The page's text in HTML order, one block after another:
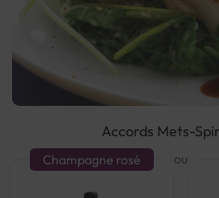
Accords Mets-
ou
Champagne rosé